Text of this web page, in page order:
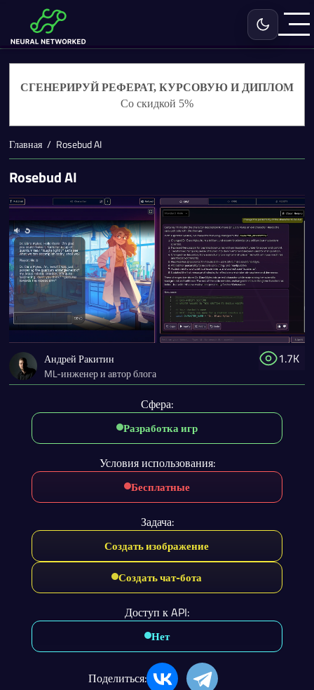
Включить
СГЕНЕРИРУЙ РЕФЕРАТ, КУРСОВУЮ И ДИПЛОМ
Со скидкой 5%
Главная Rosebud AI
Rosebud AI
1.7K
Андрей Ракитин
ML-инженер и автор блога
Сфера:
Разработка игр
Условия использования:
Бесплатные
Задача:
Создать изображение
Создать чат-бота
Доступ к API:
Нет
Поделиться: